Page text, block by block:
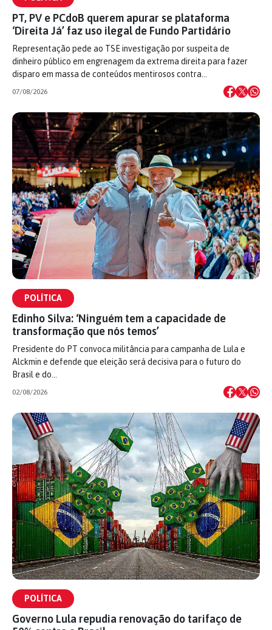
PT, PV e PCdoB querem apurar se plataforma
‘Direita Já’ faz uso ilegal de Fundo Partidário
Representação pede ao TSE investigação por suspeita de
dinheiro público em engrenagem da extrema direita para fazer
disparo em massa de conteúdos mentirosos contra…
07/08/2026
POLÍTICA
Edinho Silva: ‘Ninguém tem a capacidade de
transformação que nós temos’
Presidente do PT convoca militância para campanha de Lula e
Alckmin e defende que eleição será decisiva para o futuro do
Brasil e do…
02/08/2026
POLÍTICA
Governo Lula repudia renovação do tarifaço de